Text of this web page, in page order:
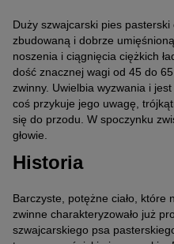
Duży szwajcarski pies
zbudowaną i dobrze
noszenia i ciągnięcia ciężkich
dość znacznej wagi od 45 do
zwinny. Uwielbia wyzwania i
coś przykuje jego uwagę,
się do przodu. W spoczynku
głowie.
Historia
Barczyste, potężne ciało, które
zwinne charakteryzowało już
szwajcarskiego psa